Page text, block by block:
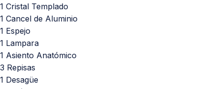
1 Cristal Templado
1 Cancel de Aluminio
1 Espejo
1 Lampara
1 Asiento Anatómico
3 Repisas
1 Desagüe